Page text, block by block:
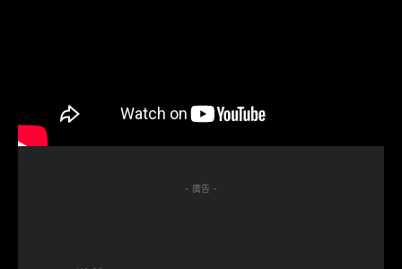
- 廣告 -